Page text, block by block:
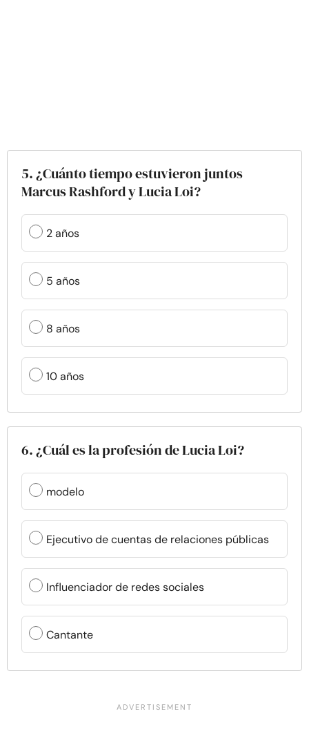
5. ¿Cuánto tiempo estuvieron juntos
Marcus Rashford y Lucia Loi?
2 años
5 años
8 años
10 años
6. ¿Cuál es la profesión de Lucia Loi?
modelo
Ejecutivo de cuentas de relaciones públicas
Influenciador de redes sociales
Cantante